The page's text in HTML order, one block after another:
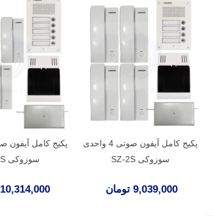
پکیج کامل آیفون صوتی 4 واحدی
سوزوکی SZ-2S
9,039,000 تومان
سوزوکی SZ-2S
10,314,000 تومان